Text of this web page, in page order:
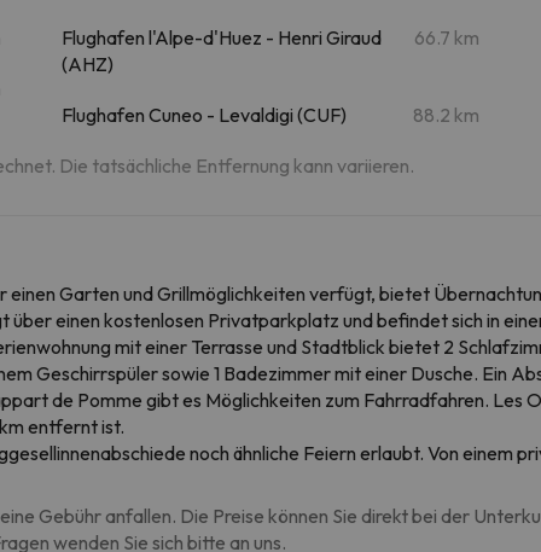
Flughafen l'Alpe-d'Huez - Henri Giraud
(AHZ)
66.7 km
Flughafen Cuneo - Levaldigi (CUF) 88.2 km
Die tatsächliche Entfernung kann variieren.
Garten und Grillmöglichkeiten verfügt, bietet
einen kostenlosen Privatparkplatz und befindet sich in
mit einer Terrasse und Stadtblick bietet 2
Geschirrspüler sowie 1 Badezimmer mit einer Dusche. Ein
de Pomme gibt es Möglichkeiten zum Fahrradfahren. Les
entfernt ist.
noch ähnliche Feiern erlaubt. Von einem
Gebühr anfallen. Die Preise können Sie direkt bei der
wenden Sie sich bitte an uns.